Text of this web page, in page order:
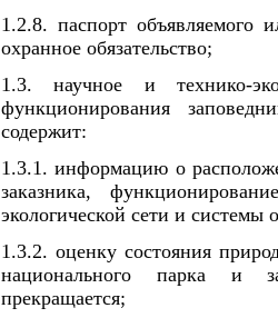
1.2.8. паспорт объявляемого
охранное обязательство;
1.3. научное и технико-
функционирования
содержит:
1.3.1. информацию о
заказника,
экологической сети и
1.3.2. оценку состояния
национального парка и
прекращается;